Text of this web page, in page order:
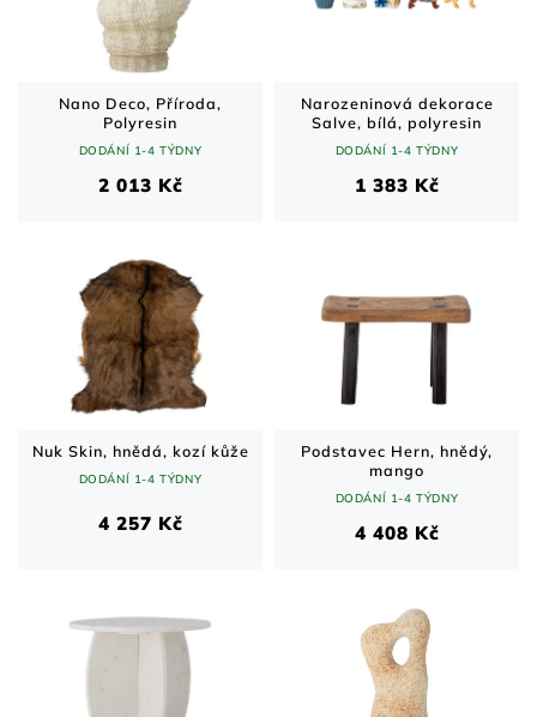
Nano Deco, Příroda,
Polyresin
DODÁNÍ 1-4 TÝDNY
2 013 Kč
Narozeninová dekorace
Salve, bílá, polyresin
DODÁNÍ 1-4 TÝDNY
1 383 Kč
Nuk Skin, hnědá, kozí kůže
DODÁNÍ 1-4 TÝDNY
4 257 Kč
Podstavec Hern, hnědý,
mango
DODÁNÍ 1-4 TÝDNY
4 408 Kč